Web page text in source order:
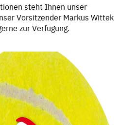
steht Ihnen unser
Vorsitzender Markus Wittek
zur Verfügung.